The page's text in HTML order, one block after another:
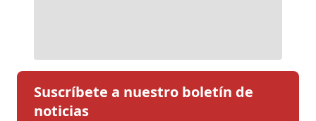
Suscríbete a nuestro boletín de
noticias